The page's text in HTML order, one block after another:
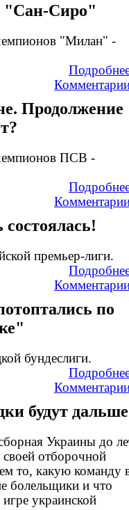
"Сан-Сиро"
"Милан" -
Продолжение
ПСВ -
премьер-лиги.
по
бундеслиги.
будут дальше
Украины до
отборочной
то, какую команду
болельщики и что
украинской